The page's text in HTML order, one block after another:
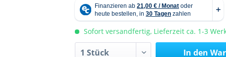
Sofort versandfertig, Lieferzeit ca. 1-3
In den